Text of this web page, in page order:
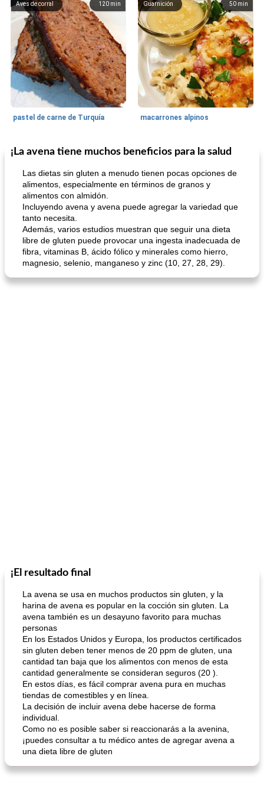
120 min
Aves de corral
pastel de carne de Turquía
50 min
Guarnición
macarrones alpinos
215min
Cocina del mundo
mochi fácil
75
Arroz blanco
Salsa de salchicha picante
¡La avena tiene muchos beneficios para la salud
Las dietas sin gluten a menudo tienen pocas opciones de
alimentos, especialmente en términos de granos y
alimentos con almidón.
Incluyendo avena y avena puede agregar la variedad que
tanto necesita.
Además, varios estudios muestran que seguir una dieta
libre de gluten puede provocar una ingesta inadecuada de
fibra, vitaminas B, ácido fólico y minerales como hierro,
magnesio, selenio, manganeso y zinc (10, 27, 28, 29).
¡El resultado final
La avena se usa en muchos productos sin gluten, y la
harina de avena es popular en la cocción sin gluten. La
avena también es un desayuno favorito para muchas
personas
En los Estados Unidos y Europa, los productos certificados
sin gluten deben tener menos de 20 ppm de gluten, una
cantidad tan baja que los alimentos con menos de esta
cantidad generalmente se consideran seguros (20 ).
En estos días, es fácil comprar avena pura en muchas
tiendas de comestibles y en línea.
La decisión de incluir avena debe hacerse de forma
individual.
Como no es posible saber si reaccionarás a la avenina,
¡puedes consultar a tu médico antes de agregar avena a
una dieta libre de gluten